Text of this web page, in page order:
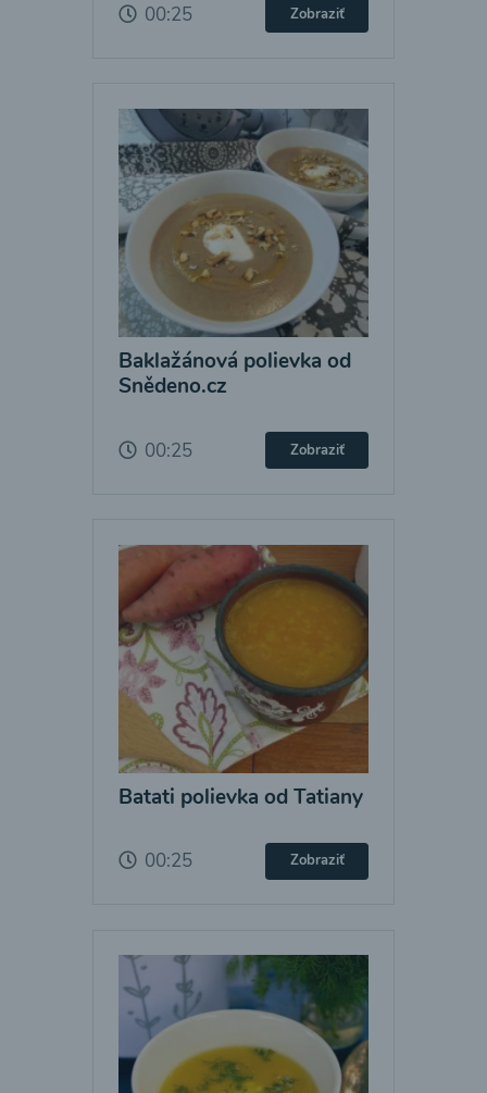
00:25 Zobraziť
Baklažánová polievka od
Snědeno.cz
00:25 Zobraziť
Batati polievka od Tatiany
00:25 Zobraziť